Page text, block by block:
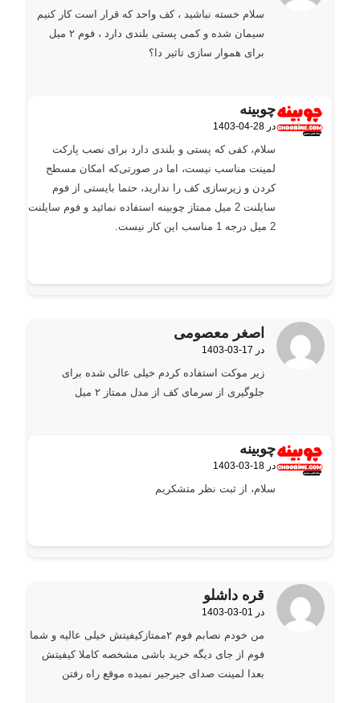
سلام خسته نباشید ، کف واحد که قرار است کار کنیم
سیمان شده و کمی پستی بلندی دارد ، فوم ۲ میل
برای هموار سازی تاثیر دا؟
چوبینه
گفته:1403-04-28 در
سلام، کفی که پستی و بلندی دارد برای نصب پارکت
لمینت مناسب نیست، اما در صورتی‌که امکان مسطح
کردن و زیرسازی کف را ندارید، حتما بایستی از فوم
سایلنت 2 میل ممتاز چوبینه استفاده نمائید و فوم سایلنت
2 میل درجه 1 مناسب این کار نیست.
اصغر معصومی
گفته:1403-03-17 در
زیر موکت استفاده کردم خیلی عالی شده برای
جلوگیری از سرمای کف از مدل ممتاز ۲ میل
چوبینه
گفته:1403-03-18 در
سلام، از ثبت نظر متشکریم
قره داشلو
گفته:1403-03-01 در
من خودم نصابم فوم ۲ممتازکیفیتش خیلی عالیه و شما
فوم از جای دیگه خرید باشی مشخصه کاملا کیفیتش
بعدا لمینت صدای جیرجیر نمیده موقع راه رفتن